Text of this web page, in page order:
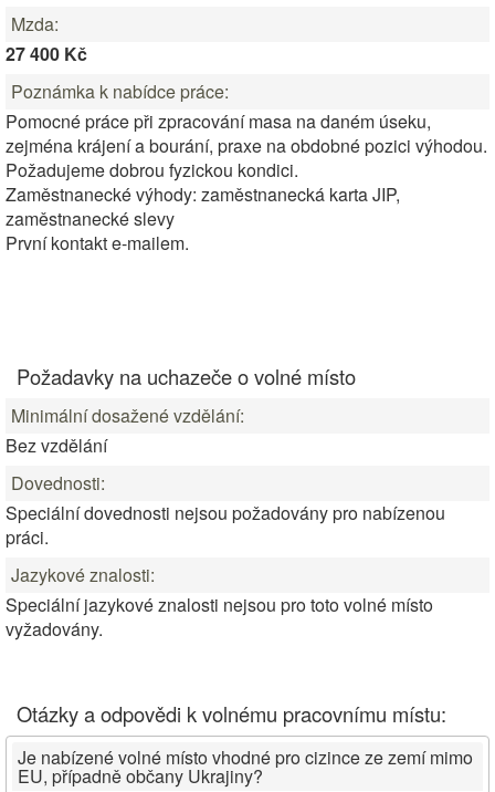
Mzda:
27 400 Kč
Poznámka k nabídce práce:
Pomocné práce při zpracování masa na daném úseku,
zejména krájení a bourání, praxe na obdobné pozici výhodou.
Požadujeme dobrou fyzickou kondici.
Zaměstnanecké výhody: zaměstnanecká karta JIP,
zaměstnanecké slevy
První kontakt e-mailem.
Požadavky na uchazeče o volné místo
Minimální dosažené vzdělání:
Bez vzdělání
Dovednosti:
Speciální dovednosti nejsou požadovány pro nabízenou
práci.
Jazykové znalosti:
Speciální jazykové znalosti nejsou pro toto volné místo
vyžadovány.
Otázky a odpovědi k volnému pracovnímu místu:
Je nabízené volné místo vhodné pro cizince ze zemí mimo
EU, případně občany Ukrajiny?